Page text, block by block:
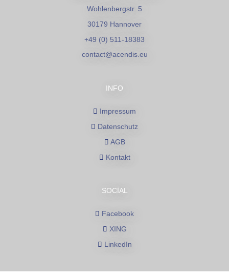
Wohlenbergstr. 5
30179 Hannover
+49 (0) 511-18383
contact@acendis.eu
INFO
Impressum
Datenschutz
AGB
Kontakt
SOCIAL
Facebook
XING
LinkedIn